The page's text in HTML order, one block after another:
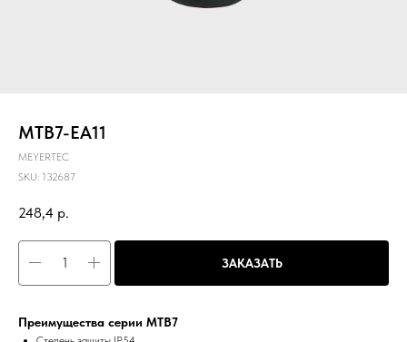
MTB7-EA11
MEYERTEC
SKU: 132687
248,4 р.
ЗАКАЗАТЬ
Преимущества серии MTB7